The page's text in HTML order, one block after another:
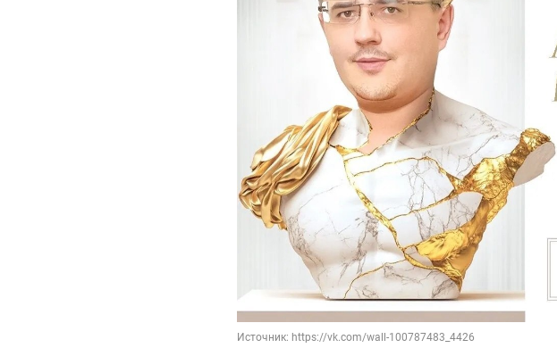
Источник: https://vk.com/wall-100787483_4426